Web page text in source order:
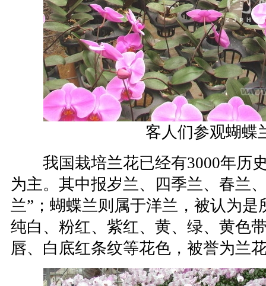
客人们参观蝴蝶
我国栽培兰花已经有3000年历
为主。其中报岁兰、四季兰、春兰
兰”；蝴蝶兰则属于洋兰，被认为是
纯白、粉红、紫红、黄、绿、黄色
唇、白底红条纹等花色，被誉为兰